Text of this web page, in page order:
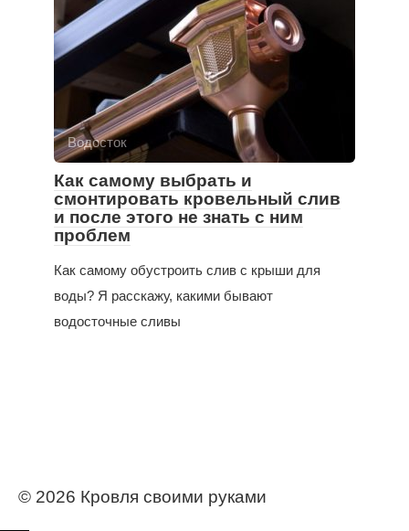
Водосток
Как самому выбрать и
смонтировать кровельный слив
и после этого не знать с ним
проблем
Как самому обустроить слив с крыши для
воды? Я расскажу, какими бывают
водосточные сливы
© 2026 Кровля своими руками